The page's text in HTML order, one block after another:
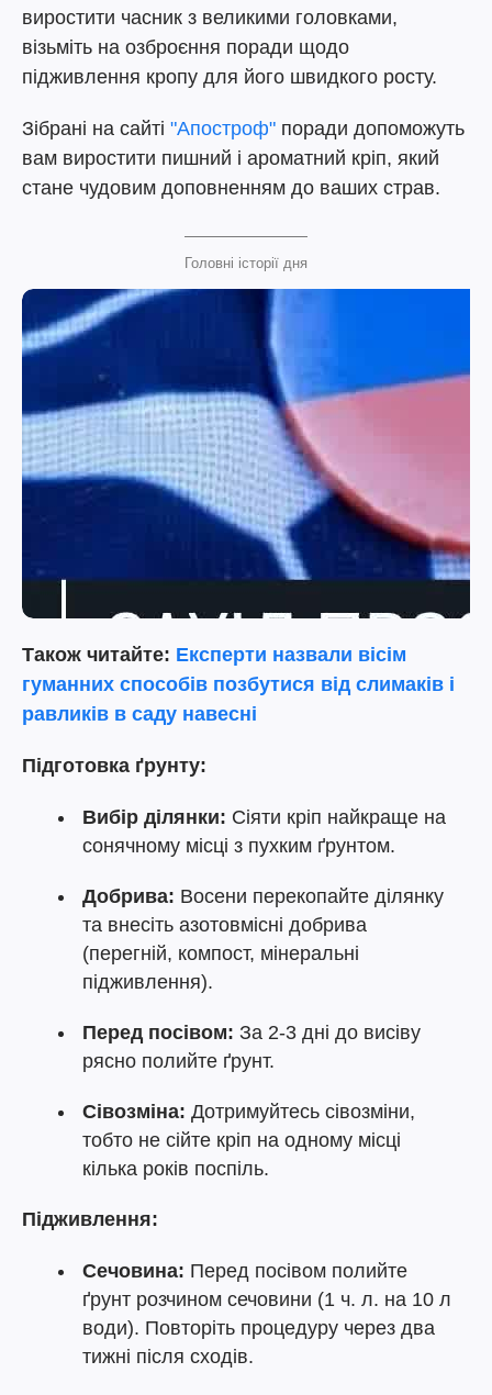
виростити часник з великими головками,
візьміть на озброєння поради щодо
підживлення кропу для його швидкого росту.
Зібрані на сайті "Апостроф" поради допоможуть
вам виростити пишний і ароматний кріп, який
стане чудовим доповненням до ваших страв.
Головні історії дня
Також читайте: Експерти назвали вісім
гуманних способів позбутися від слимаків і
равликів в саду навесні
Підготовка ґрунту:
Вибір ділянки: Сіяти кріп найкраще на
сонячному місці з пухким ґрунтом.
Добрива: Восени перекопайте ділянку
та внесіть азотовмісні добрива
(перегній, компост, мінеральні
підживлення).
Перед посівом: За 2-3 дні до висіву
рясно полийте ґрунт.
Сівозміна: Дотримуйтесь сівозміни,
тобто не сійте кріп на одному місці
кілька років поспіль.
Підживлення:
Сечовина: Перед посівом полийте
ґрунт розчином сечовини (1 ч. л. на 10 л
води). Повторіть процедуру через два
тижні після сходів.